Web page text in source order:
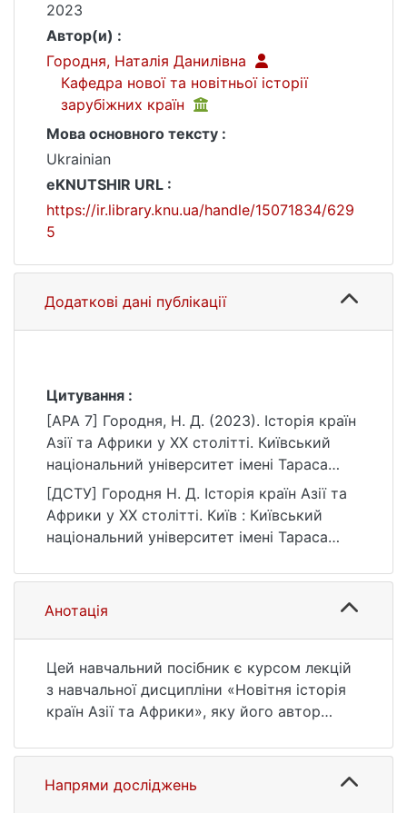
2023
Автор(и) :
Городня, Наталія Данилівна
Кафедра нової та новітньої історії
зарубіжних країн
Мова основного тексту :
Ukrainian
eKNUTSHIR URL :
https://ir.library.knu.ua/handle/15071834/629
5
Додаткові дані публікації
Цитування :
[APA 7] Городня, Н. Д. (2023). Історія країн
Азії та Африки у ХХ столітті. Київський
національний університет імені Тараса
Шевченка.
https://ir.library.knu.ua/handle/15071834/629
5
[ДСТУ] Городня Н. Д. Історія країн Азії та
Африки у ХХ столітті. Київ : Київський
національний університет імені Тараса
https://ir.library.knu.ua/handle/15071834/629
5 (дата звернення: 26.07.2026).
Анотація
Цей навчальний посібник є курсом лекцій
з навчальної дисципліни «Новітня історія
країн Азії та Африки», яку його автор
Київського національного університету
імені Тараса Шевченка. Його було
написано з метою допомогти студентам
Напрями досліджень